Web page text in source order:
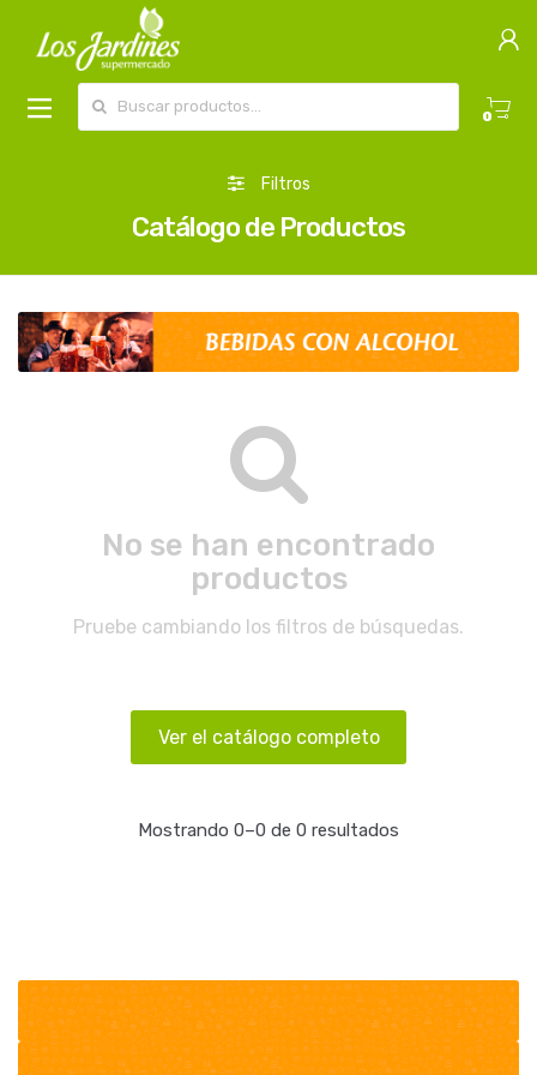
0
Filtros
Catálogo de Productos
No se han encontrado
productos
Pruebe cambiando los filtros de búsquedas.
Ver el catálogo completo
Mostrando 0–0 de 0 resultados